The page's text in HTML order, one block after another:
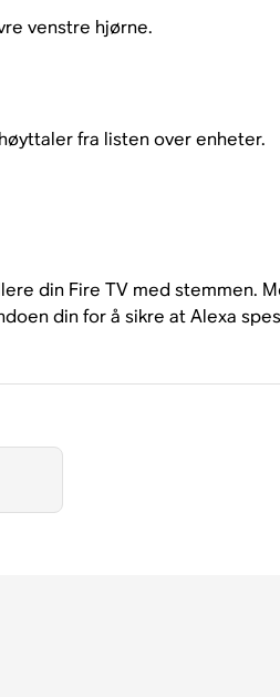
venstre hjørne.
fra listen over enheter.
din Fire TV med stemmen.
din for å sikre at Alexa